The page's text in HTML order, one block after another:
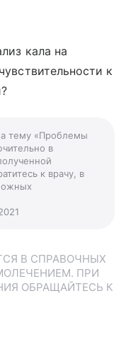
кала на
к
тему «Проблемы
в
к врачу, в
В СПРАВОЧНЫХ
ПРИ
ОБРАЩАЙТЕСЬ К